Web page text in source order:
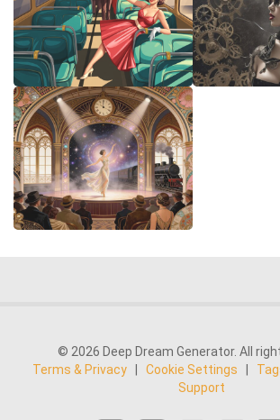
© 2026 Deep Dream Generator. All
Terms & Privacy
Cookie Settings
Support